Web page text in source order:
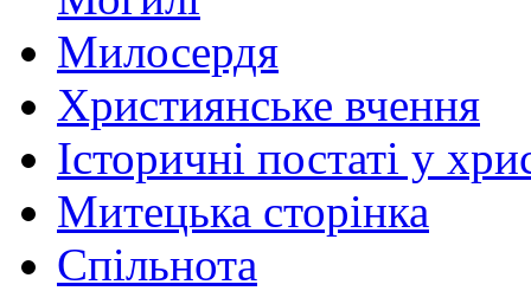
Милосердя
Християнське вчення
Історичні постаті у
Митецька сторінка
Спільнота